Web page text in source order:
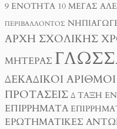
9 ΕΝΌΤΗΤΑ 10 ΜΈΓΑΣ
ΠΕΡΙΒΆΛΛΟΝΤΟΣ
ΑΡΧΉ ΣΧΟΛΙΚΉΣ
ΜΗΤΈΡΑΣ
ΔΕΚΑΔΙΚΟΊ ΑΡΙΘΜΟΊ
ΠΡΟΤΆΣΕΙΣ Δ ΤΑΞΗ
ΕΠΙΡΡΉΜΑΤΑ
ΕΡΩΤΗΜΑΤΙΚΈΣ